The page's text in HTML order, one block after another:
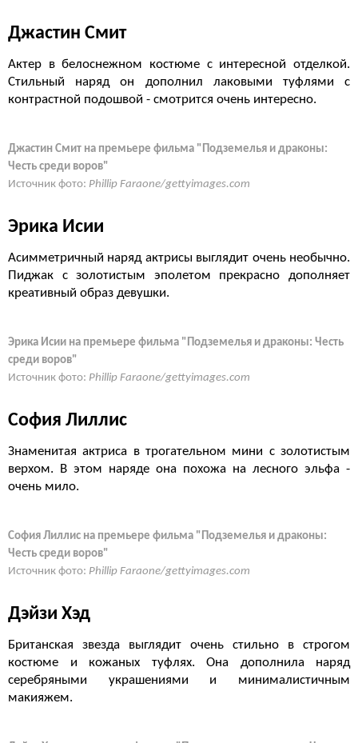
Джастин Смит
Актер в белоснежном костюме с интересной отделкой.
Стильный наряд он дополнил лаковыми туфлями с
контрастной подошвой - смотрится очень интересно.
Джастин Смит на премьере фильма "Подземелья и драконы:
Честь среди воров"
Источник фото: Phillip Faraone/gettyimages.com
Эрика Исии
Асимметричный наряд актрисы выглядит очень необычно.
Пиджак с золотистым эполетом прекрасно дополняет
креативный образ девушки.
Эрика Исии на премьере фильма "Подземелья и драконы: Честь
среди воров"
Источник фото: Phillip Faraone/gettyimages.com
София Лиллис
Знаменитая актриса в трогательном мини с золотистым
верхом. В этом наряде она похожа на лесного эльфа -
очень мило.
София Лиллис на премьере фильма "Подземелья и драконы:
Честь среди воров"
Источник фото: Phillip Faraone/gettyimages.com
Дэйзи Хэд
Британская звезда выглядит очень стильно в строгом
костюме и кожаных туфлях. Она дополнила наряд
серебряными украшениями и минималистичным
макияжем.